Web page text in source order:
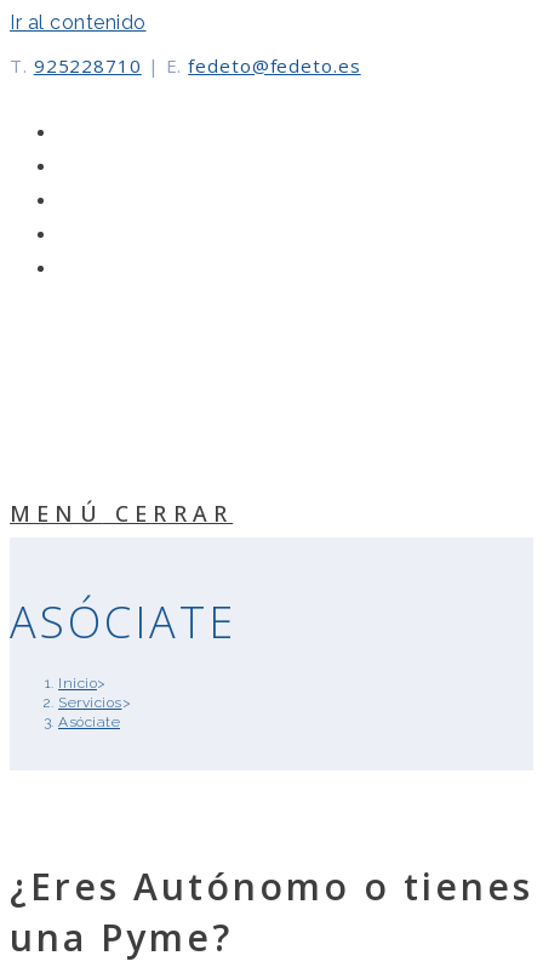
Ir al contenido
T. 925228710 | E. fedeto@fedeto.es
MENÚ CERRAR
ASÓCIATE
Inicio>
Servicios>
Asóciate
¿Eres Autónomo o tienes
una Pyme?